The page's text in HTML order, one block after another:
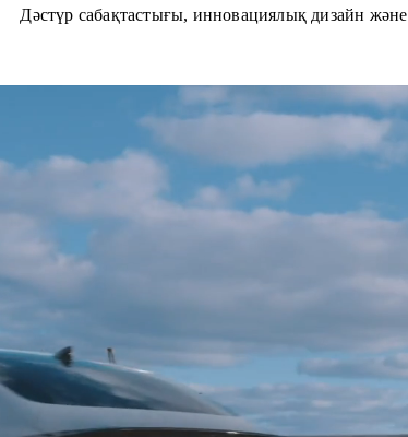
Дәстүр сабақтастығы, инновациялық дизайн және